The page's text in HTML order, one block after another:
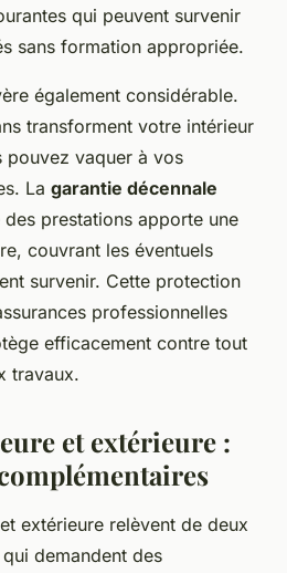
qui peuvent survenir
sans formation appropriée.
également considérable.
transforment votre intérieur
vaquer à vos
La garantie décennale
prestations apporte une
couvrant les éventuels
survenir. Cette protection
professionnelles
efficacement contre tout
travaux.
et extérieure :
extérieure relèvent de deux
qui demandent des